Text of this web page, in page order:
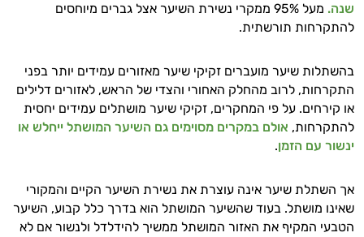
שנה.
מעל 95% ממקרי נשירת השיער אצל גברים מיוחסים
להתקרחות תורשתית.
בהשתלות שיער מועברים זקיקי שיער מאזורים עמידים יותר בפני
התקרחות, לרוב מהחלק האחורי והצדי של הראש, לאזורים דלילים
או קירחים. על פי המחקרים, זקיקי שיער מושתלים עמידים יחסית
להתקרחות, אולם במקרים מסוימים גם השיער המושתל ייחלש או
ינשור עם הזמן.
אך השתלת שיער אינה עוצרת את נשירת השיער הקיים והמקורי
שאינו מושתל. בעוד שהשיער המושתל הוא בדרך כלל קבוע, השיער
הטבעי המקיף את האזור המושתל ממשיך להידלדל ולנשור אם לא